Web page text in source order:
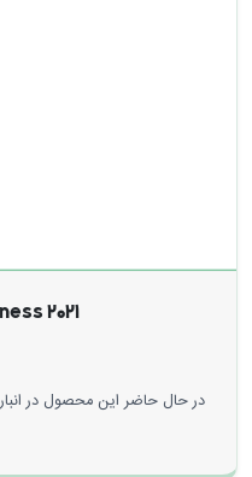
۲۰۲۱ Home & Business
در حال حاضر این محصول در